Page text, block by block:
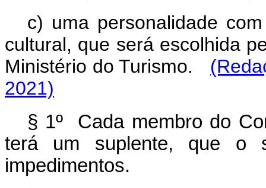
c) uma personalidade
cultural, que será escolhida
Ministério do Turismo.
2021)
§ 1º Cada membro do
terá um suplente, que o
impedimentos.